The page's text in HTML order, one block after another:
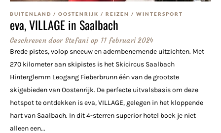
BUITENLAND / OOSTENRIJK / REIZEN / WINTERSPORT
eva, VILLAGE in Saalbach
Geschreven doorStefani op 11 februari 2024
Brede pistes, volop sneeuw en adembenemende uitzichten. Met
270 kilometer aan skipistes is het Skicircus Saalbach
Hinterglemm Leogang Fieberbrunn één van de grootste
skigebieden van Oostenrijk. De perfecte uitvalsbasis om deze
hotspot te ontdekken is eva, VILLAGE, gelegen in het kloppende
hart van Saalbach. In dit 4-sterren superior hotel boek je niet
alleen een...